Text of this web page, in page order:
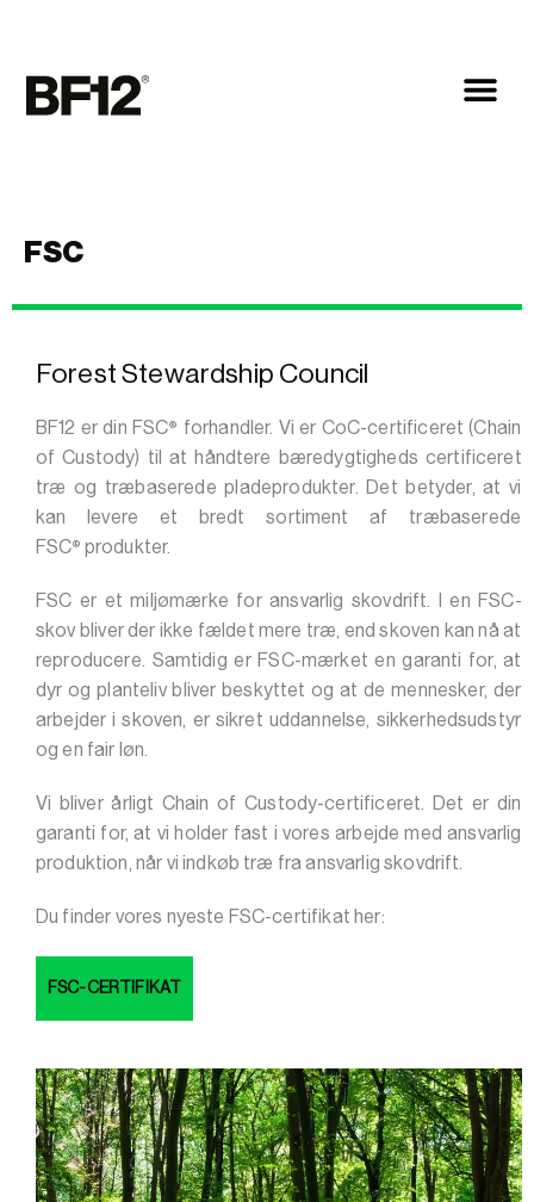
FSC
Forest Stewardship Council
BF12 er din FSC® forhandler. Vi er CoC-certificeret (Chain
of Custody) til at håndtere bæredygtigheds certificeret
træ og træbaserede pladeprodukter. Det betyder, at vi
kan levere et bredt sortiment af træbaserede
FSC® produkter.
FSC er et miljømærke for ansvarlig skovdrift. I en FSC-
skov bliver der ikke fældet mere træ, end skoven kan nå at
reproducere. Samtidig er FSC-mærket en garanti for, at
dyr og planteliv bliver beskyttet og at de mennesker, der
arbejder i skoven, er sikret uddannelse, sikkerhedsudstyr
og en fair løn.
Vi bliver årligt Chain of Custody-certificeret. Det er din
garanti for, at vi holder fast i vores arbejde med ansvarlig
produktion, når vi indkøb træ fra ansvarlig skovdrift.
Du finder vores nyeste FSC-certifikat her:
FSC-CERTIFIKAT